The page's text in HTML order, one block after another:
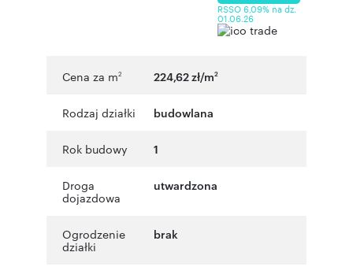
RSSO 6,09% na dz.
01.06.26
Cena za m2 224,62 zł/m2
Rodzaj działki budowlana
Rok budowy 1
Droga
dojazdowa
utwardzona
Ogrodzenie
działki
brak